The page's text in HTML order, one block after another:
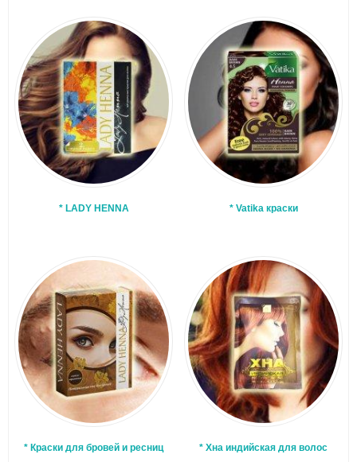
* LADY HENNA * Vatika краски
* Краски для бровей и ресниц * Хна индийская для волос